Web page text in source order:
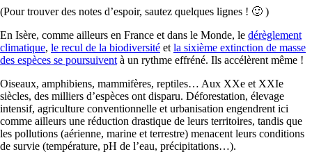
(Pour trouver des notes d’espoir, sautez quelques lignes ! 🙂 )
En Isère, comme ailleurs en France et dans le Monde, le dérèglement
climatique, le recul de la biodiversité et la sixième extinction de masse
des espèces se poursuivent à un rythme effréné. Ils accélèrent même !
Oiseaux, amphibiens, mammifères, reptiles… Aux XXe et XXIe
siècles, des milliers d’espèces ont disparu. Déforestation, élevage
intensif, agriculture conventionnelle et urbanisation engendrent ici
comme ailleurs une réduction drastique de leurs territoires, tandis que
les pollutions (aérienne, marine et terrestre) menacent leurs conditions
de survie (température, pH de l’eau, précipitations…).